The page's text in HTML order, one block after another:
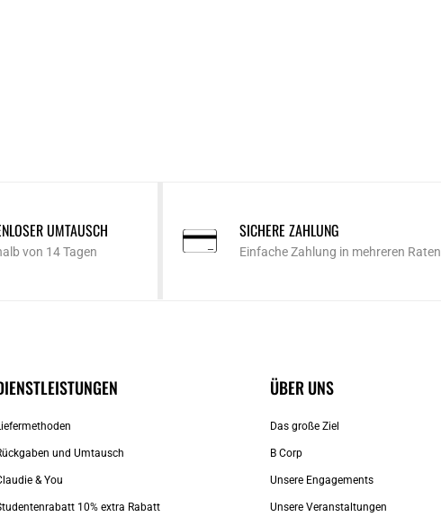
UMTAUSCH
von 14 Tagen
SICHERE ZAHLUNG
Einfache Zahlung in mehreren Raten
und Umtausch
& You
10% extra Rabatt
ÜBER UNS
Das große Ziel
B Corp
Unsere Engagements
Unsere Veranstaltungen